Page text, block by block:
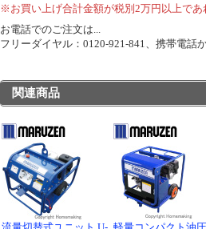
※お買い上げ合計金額が税別2万円以上で
お電話でのご注文は...
フリーダイヤル：0120-921-841、携帯電
関連商品